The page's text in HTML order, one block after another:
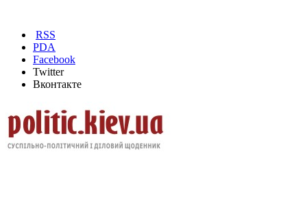
RSS
PDA
Facebook
Twitter
Вконтакте